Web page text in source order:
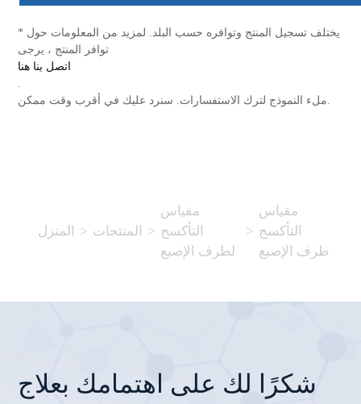
* يختلف تسجيل المنتج وتوافره حسب البلد. لمزيد من المعلومات حول
توافر المنتج ، يرجى
اتصل بنا هنا
.
ملء النموذج لترك الاستفسارات. سنرد عليك في أقرب وقت ممكن.
المنزل > المنتجات >
مقياس
التأكسج
لطرف الإصبع
>
مقياس
التأكسج
طرف الإصبع
شكرًا لك على اهتمامك بعلاج